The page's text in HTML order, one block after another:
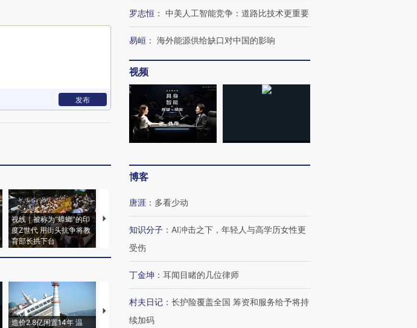
发布
视线｜被称为“蟑螂”的印
度Z世代 用街头抗争将教
育部长拱下台
视线｜“入侵”还是“人道危
机”？难民潮撕裂西班牙
湖北宜昌局部短时降雨
128毫米 紧急转移近
哈尔滨遭遇短时极端强降
雨 3小时累计雨量超80毫
造价2.8亿闲置14年 温
特朗普出席葬礼疑似打瞌
睡引争议 白宫怒斥批评
罗志恒 ： 中美人工智能竞争：道路比技术更重要
易峘 ： 海外能源供给缺口对中国的影响
视频
博客
唐涯 ： 多看少动
知识分子 ： AI冲击之下，年轻人与高学历女性更
受伤
丁金坤 ： 耳闻目睹的几位律师
村夫日记 ： 长护险覆盖全国 筹资和服务给予将持
续加码